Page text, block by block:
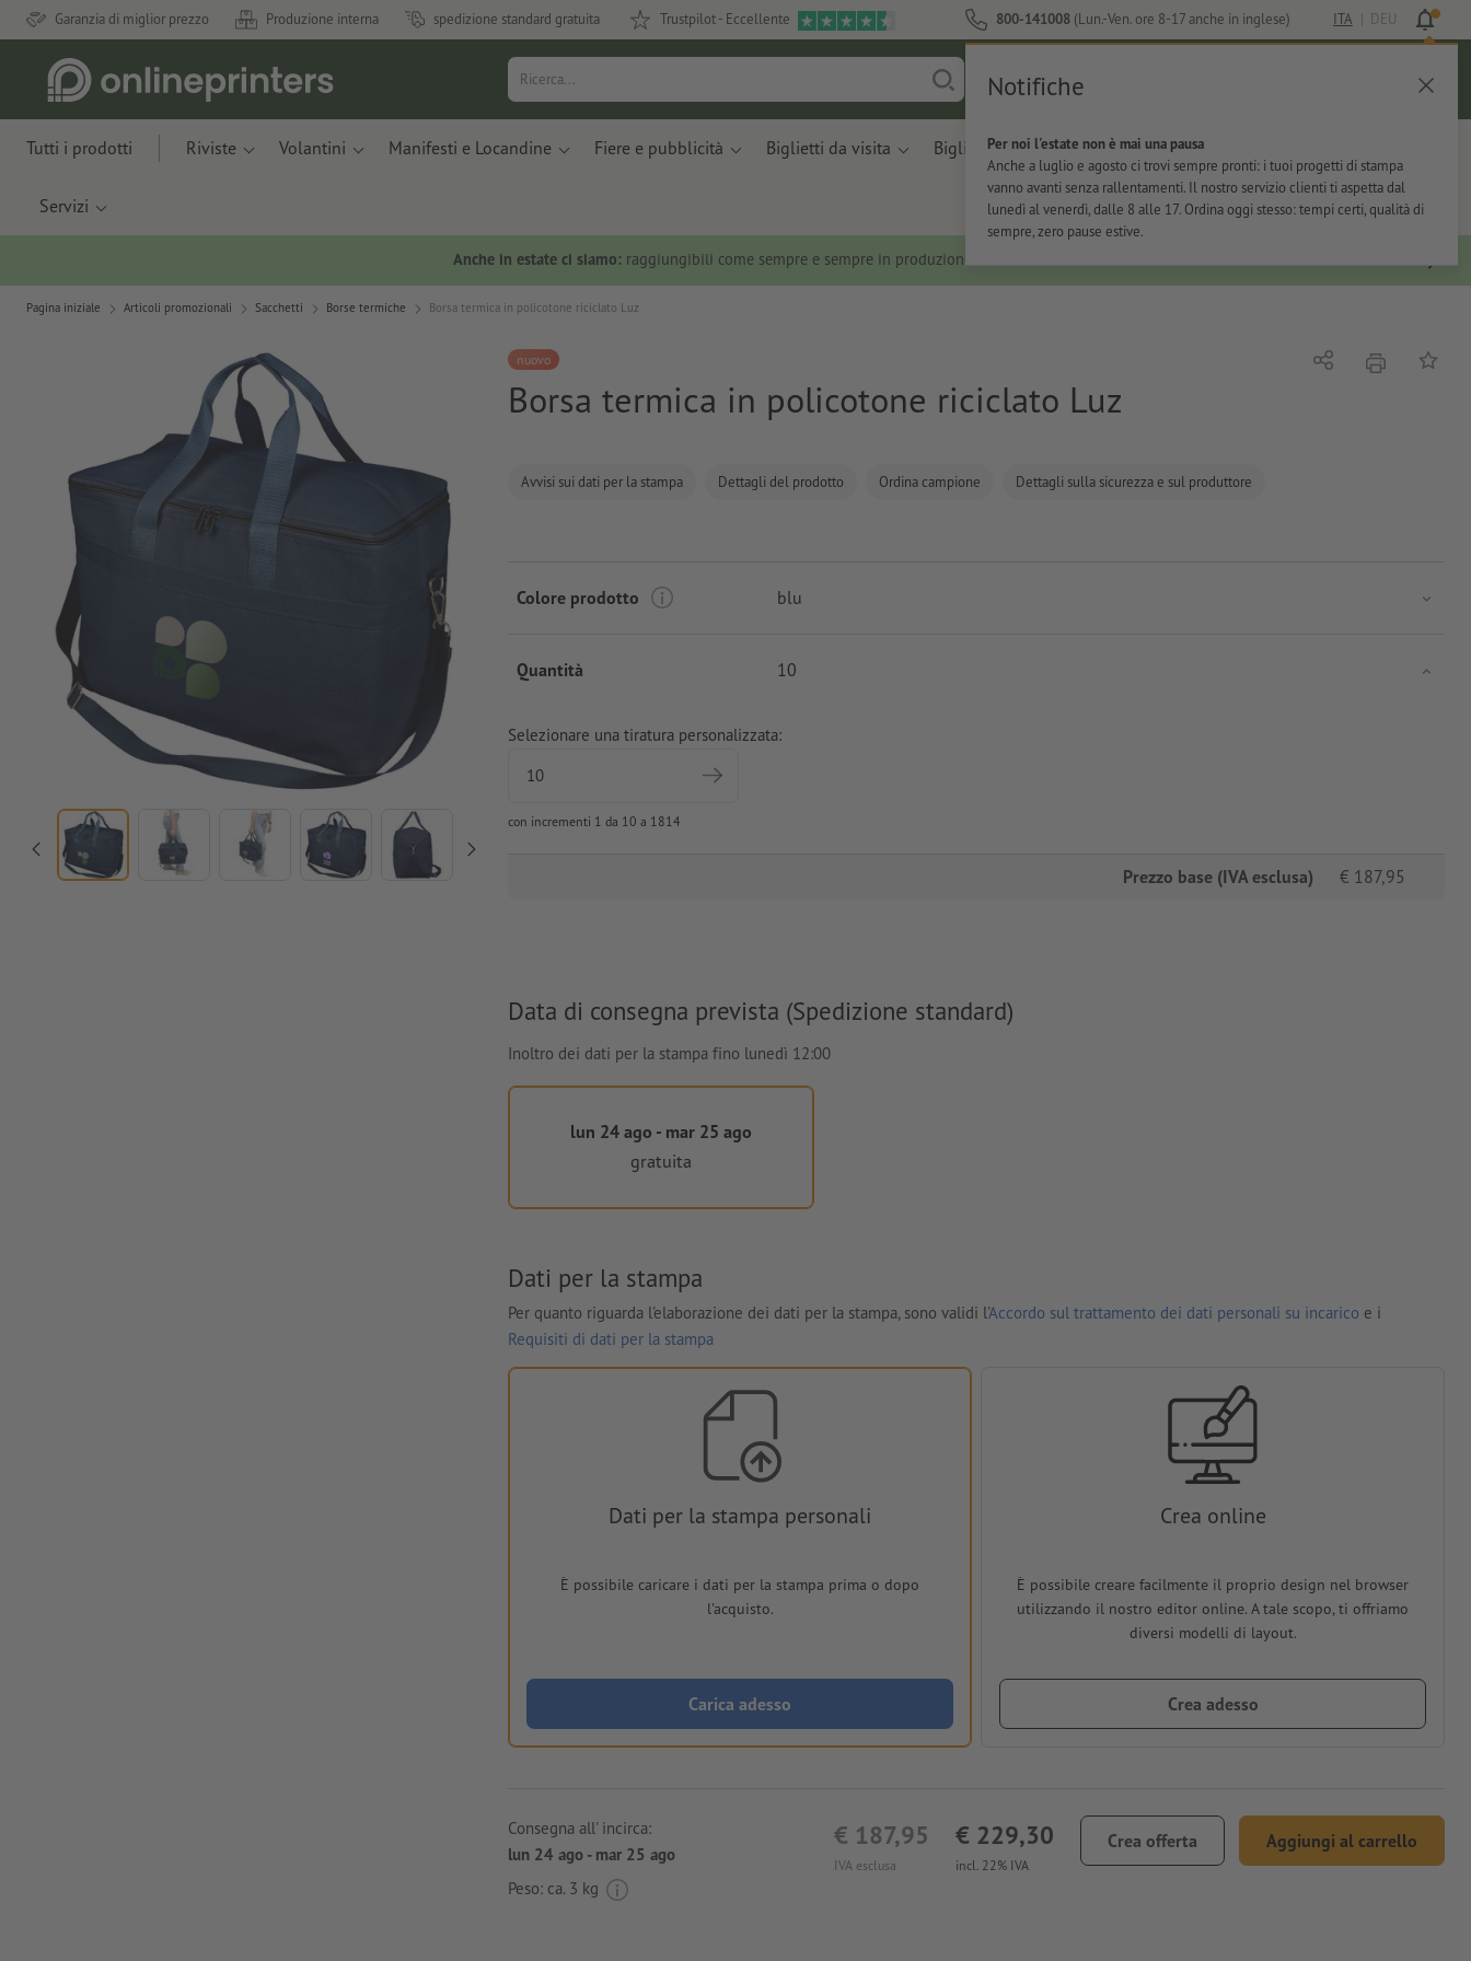
Garanzia di miglior prezzo Produzione interna spedizione standard gratuita Trustpilot - Eccellente 800-141008 (Lun.-Ven. ore 8-17 anche in inglese) ITA | DEU
Notifiche
Per noi l'estate non è mai una pausa
Anche a luglio e agosto ci trovi sempre pronti: i tuoi progetti di stampa
vanno avanti senza rallentamenti. Il nostro servizio clienti ti aspetta dal
lunedì al venerdì, dalle 8 alle 17. Ordina oggi stesso: tempi certi, qualità di
sempre, zero pause estive.
Carrello
Tutti i prodotti Riviste Volantini Manifesti e Locandine Fiere e pubblicità Biglietti da visita Biglietti Per l'ufficio Adesivi
Servizi
Anche in estate ci siamo: raggiungibili come sempre e sempre in produzione.
Pagina iniziale Articoli promozionali Sacchetti Borse termiche Borsa termica in policotone riciclato Luz
nuovo
Borsa termica in policotone riciclato Luz
Avvisi sui dati per la stampa Dettagli del prodotto Ordina campione Dettagli sulla sicurezza e sul produttore
Condividistamparealla
Colore prodotto blu
Quantità 10
Selezionare una tiratura personalizzata:
con incrementi 1 da 10 a 1814
Prezzo base (IVA esclusa) € 187,95
Data di consegna prevista (Spedizione standard)
Inoltro dei dati per la stampa fino lunedì 12:00
lun 24 ago - mar 25 ago
gratuita
Dati per la stampa
Per quanto riguarda l'elaborazione dei dati per la stampa, sono validi l'Accordo sul trattamento dei dati personali su incarico e i
Requisiti di dati per la stampa
Dati per la stampa personali
È possibile caricare i dati per la stampa prima o dopo
l'acquisto.
Carica adesso
Crea online
È possibile creare facilmente il proprio design nel browser
utilizzando il nostro editor online. A tale scopo, ti offriamo
diversi modelli di layout.
Crea adesso
IVA esclusa
€ 187,95
incl. 22% IVA
€ 229,30 Crea offerta Aggiungi al carrello
Consegna all' incirca:
lun 24 ago - mar 25 ago
Peso: ca. 3 kg